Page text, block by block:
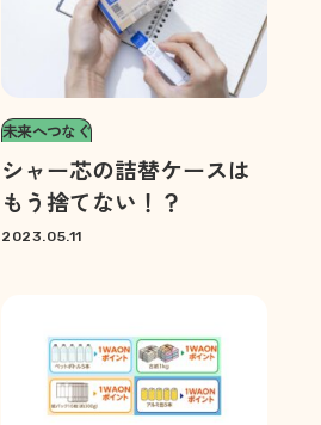
未来へつなぐ
シャー芯の詰替ケースは
もう捨てない！？
2023.05.11